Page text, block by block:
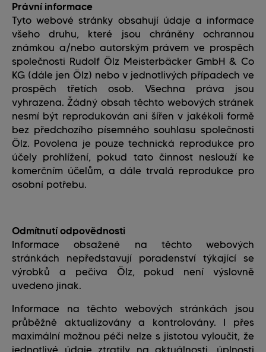
Právní informace
Tyto webové stránky obsahují údaje a informace
všeho druhu, které jsou chráněny ochrannou
známkou a/nebo autorským právem ve prospěch
společnosti Rudolf Ölz Meisterbäcker GmbH & Co
KG (dále jen Ölz) nebo v jednotlivých případech ve
prospěch třetích osob. Všechna práva jsou
vyhrazena. Žádný obsah těchto webových stránek
nesmí být reprodukován ani šířen v jakékoli formě
bez předchozího písemného souhlasu společnosti
Ölz. Povolena je pouze technická reprodukce pro
účely prohlížení, pokud tato činnost neslouží ke
komerčním účelům, a dále trvalá reprodukce pro
osobní potřebu.
Odmítnutí odpovědnosti
Informace obsažené na těchto webových
stránkách nepředstavují poradenství týkající se
výrobků a pečiva Ölz, pokud není výslovně
uvedeno jinak.
Informace na těchto webových stránkách jsou
průběžně aktualizovány a kontrolovány. I přes
maximální možnou péči nelze s jistotou vyloučit, že